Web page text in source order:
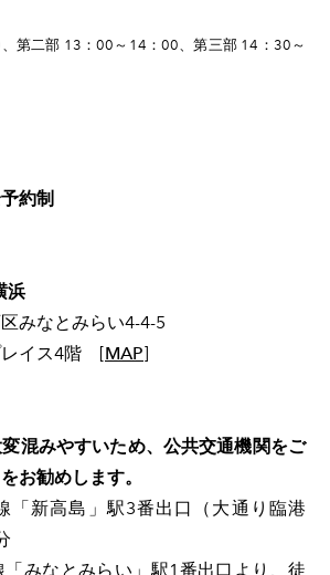
第二部 13：00～14：00、第三部 14：30～
約制
浜
みなとみらい4-4-5
イス4階 [MAP]
混みやすいため、公共交通機関をご
お勧めします。
「新高島」駅3番出口（大通り臨港
みなとみらい」駅1番出口より、徒